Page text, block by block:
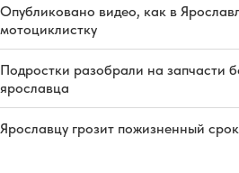
Опубликовано видео, как в
мотоциклистку
Подростки разобрали на запчасти
ярославца
Ярославцу грозит пожизненный